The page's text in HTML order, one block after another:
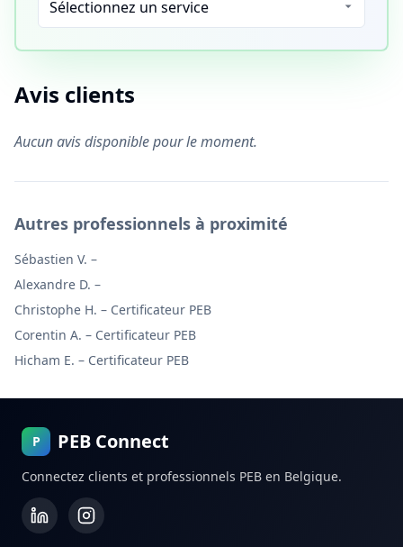
Avis clients
Aucun avis disponible pour le moment.
Autres professionnels à proximité
Sébastien V. –
Alexandre D. –
Christophe H. – Certificateur PEB
Corentin A. – Certificateur PEB
Hicham E. – Certificateur PEB
P PEB Connect
Connectez clients et professionnels PEB en Belgique.